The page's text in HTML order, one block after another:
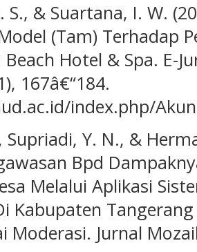
S., & Suartana, I. W.
(Tam) Terhadap
Beach Hotel & Spa. E-
167â€“184.
index.php/
Y. N., &
Bpd
Melalui Aplikasi
Kabupaten
Moderasi. Jurnal